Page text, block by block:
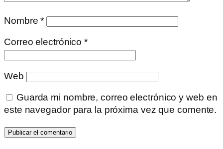
Nombre*
Correo electrónico*
Web
Guarda mi nombre, correo electrónico y web en
este navegador para la próxima vez que comente.